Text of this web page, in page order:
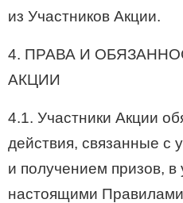
из Участников Акции.
4. ПРАВА И
АКЦИИ
4.1. Участники Акции
действия, связанные с
и получением призов,
настоящими Правилами